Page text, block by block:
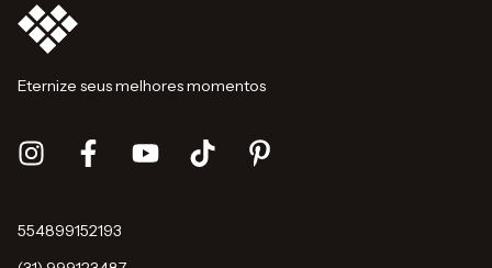
Eternize seus melhores momentos
554899152193